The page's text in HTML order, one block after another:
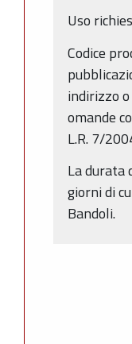
Uso
Codice
indirizzo
omande
L.R. 7/
La durata
giorni di
Bandoli.